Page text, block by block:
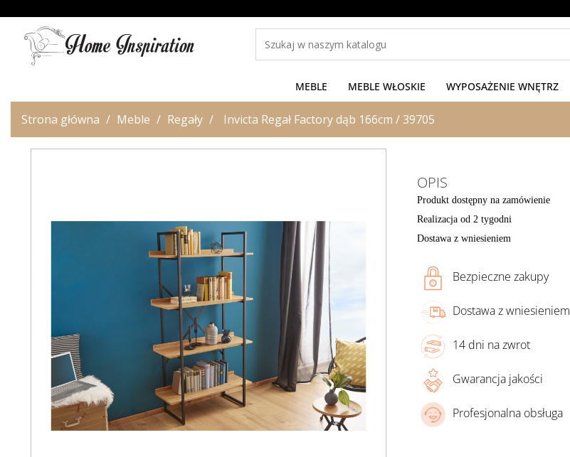
MEBLE MEBLE WŁOSKIE WYPOSAŻENIE WNĘTRZ
Strona główna Meble Regały Invicta Regał Factory dąb 166cm / 39705
OPIS
Produkt dostępny na zamówienie
Realizacja od 2 tygodni
Dostawa z wniesieniem
Bezpieczne zakupy
Dostawa z wniesieniem
14 dni na zwrot
Gwarancja jakości
Profesjonalna obsługa